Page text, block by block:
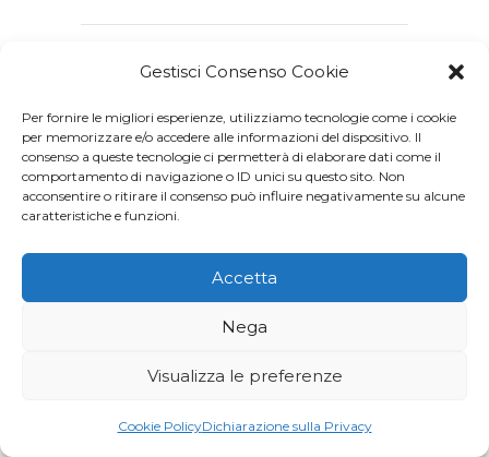
Gestisci Consenso Cookie
Per fornire le migliori esperienze, utilizziamo tecnologie come i cookie
per memorizzare e/o accedere alle informazioni del dispositivo. Il
consenso a queste tecnologie ci permetterà di elaborare dati come il
comportamento di navigazione o ID unici su questo sito. Non
acconsentire o ritirare il consenso può influire negativamente su alcune
caratteristiche e funzioni.
Accetta
Nega
Visualizza le preferenze
Cookie PolicyDichiarazione sulla Privacy
0 AGENDA 2030 ,SALUTE
per porre fine alla
tubercolosi
L’acqua, una risorsa da
preservare anche
quando è invisibile
0 INTERVISTA ,MODA